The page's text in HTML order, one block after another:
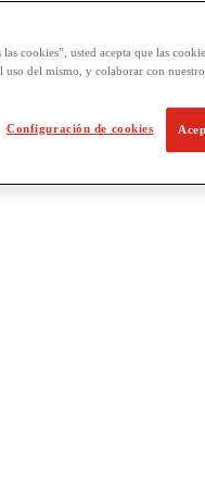
cookies”, usted acepta que las
del mismo, y colaborar con
Configuración de cookies